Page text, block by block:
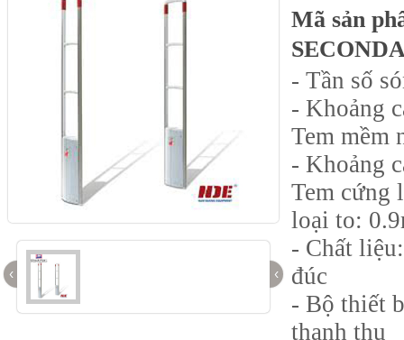
‹ ‹
Mã sản
- Tần số
- Khoảng
Tem mềm
- Khoảng
Tem cứng
loại to:
- Chất
đúc
- Bộ thiết
thanh thu